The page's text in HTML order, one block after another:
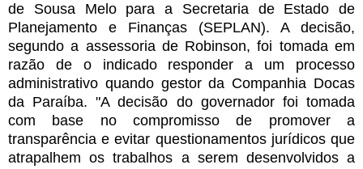
de Sousa Melo para a Secretaria de Estado de
Planejamento e Finanças (SEPLAN). A decisão,
segundo a assessoria de Robinson, foi tomada em
razão de o indicado responder a um processo
administrativo quando gestor da Companhia Docas
da Paraíba. "A decisão do governador foi tomada
com base no compromisso de promover a
transparência e evitar questionamentos jurídicos que
atrapalhem os trabalhos a serem desenvolvidos a